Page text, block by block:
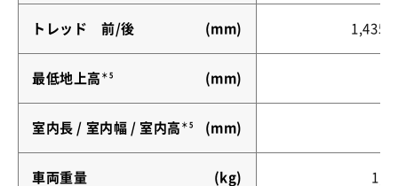
トレッド 前/後 (mm) 1,435/
最低地上高 ＊5 (mm)
室内長 / 室内幅 / 室内高 ＊5 (mm)
車両重量 (kg)